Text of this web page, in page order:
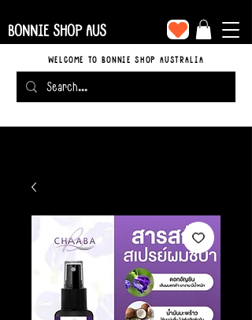
BONNIE SHOP AUS
WELCOME TO BONNIE SHOP AUSTRALIA